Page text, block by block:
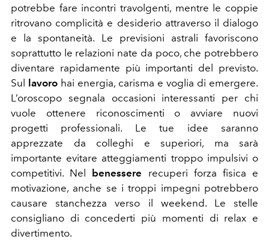
potrebbe fare incontri travolgenti, mentre le coppie
ritrovano complicità e desiderio attraverso il dialogo
e la spontaneità. Le previsioni astrali favoriscono
soprattutto le relazioni nate da poco, che potrebbero
diventare rapidamente più importanti del previsto.
Sul
lavoro hai energia, carisma e voglia di emergere.
L’oroscopo segnala occasioni interessanti per chi
vuole ottenere riconoscimenti o avviare nuovi
progetti professionali. Le tue idee saranno
apprezzate da colleghi e superiori, ma sarà
importante evitare atteggiamenti troppo impulsivi o
competitivi. Nel
benessere recuperi forza fisica e
motivazione, anche se i troppi impegni potrebbero
causare stanchezza verso il weekend. Le stelle
consigliano di concederti più momenti di relax e
divertimento.